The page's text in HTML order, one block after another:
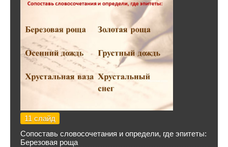
11 слайд
Сопоставь словосочетания и определи, где эпитеты:
Березовая роща